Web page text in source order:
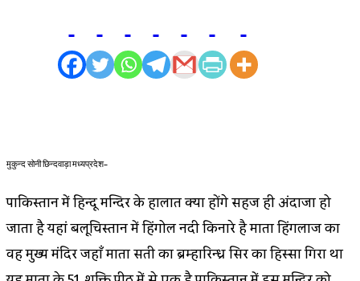
मुकुन्द सोनी छिन्दवाड़ा मध्यप्रदेश-
पाकिस्तान में हिन्दू मन्दिर के हालात क्या होंगे सहज ही अंदाजा हो
जाता है यहां बलूचिस्तान में हिंगोल नदी किनारे है माता हिंगलाज का
वह मुख्य मंदिर जहाँ माता सती का ब्रम्हारिन्ध्र सिर का हिस्सा गिरा था